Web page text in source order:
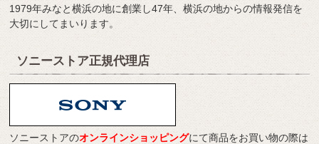
1979年みなと横浜の地に創業し47年、横浜の地からの情報発信を
大切にしてまいります。
ソニーストア正規代理店
ソニーストアのオンラインショッピングにて商品をお買い物の際は